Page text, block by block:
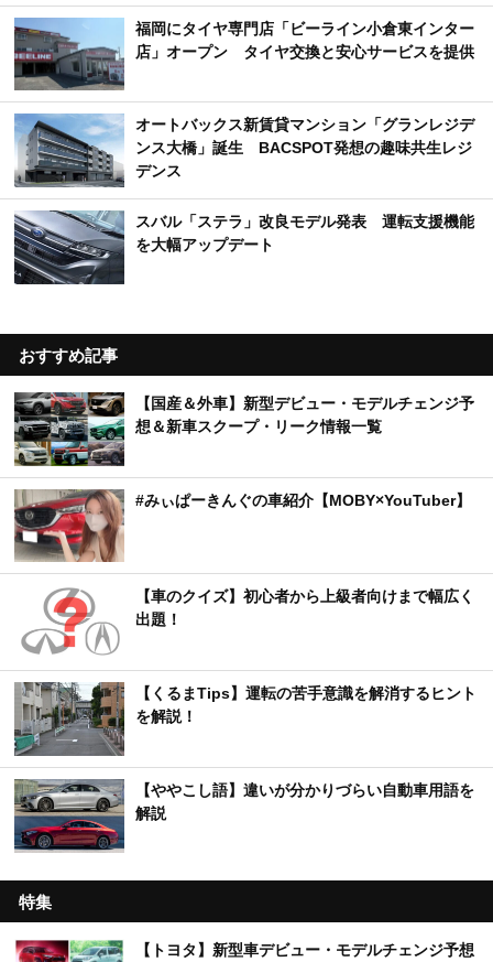
福岡にタイヤ専門店「ビーライン小倉東インター
店」オープン タイヤ交換と安心サービスを提供
オートバックス新賃貸マンション「グランレジデ
ンス大橋」誕生 BACSPOT発想の趣味共生レジ
デンス
スバル「ステラ」改良モデル発表 運転支援機能
を大幅アップデート
おすすめ記事
【国産＆外車】新型デビュー・モデルチェンジ予
想＆新車スクープ・リーク情報一覧
#みぃぱーきんぐの車紹介【MOBY×YouTuber】
【車のクイズ】初心者から上級者向けまで幅広く
出題！
【くるまTips】運転の苦手意識を解消するヒント
を解説！
【ややこし語】違いが分かりづらい自動車用語を
解説
特集
【トヨタ】新型車デビュー・モデルチェンジ予想